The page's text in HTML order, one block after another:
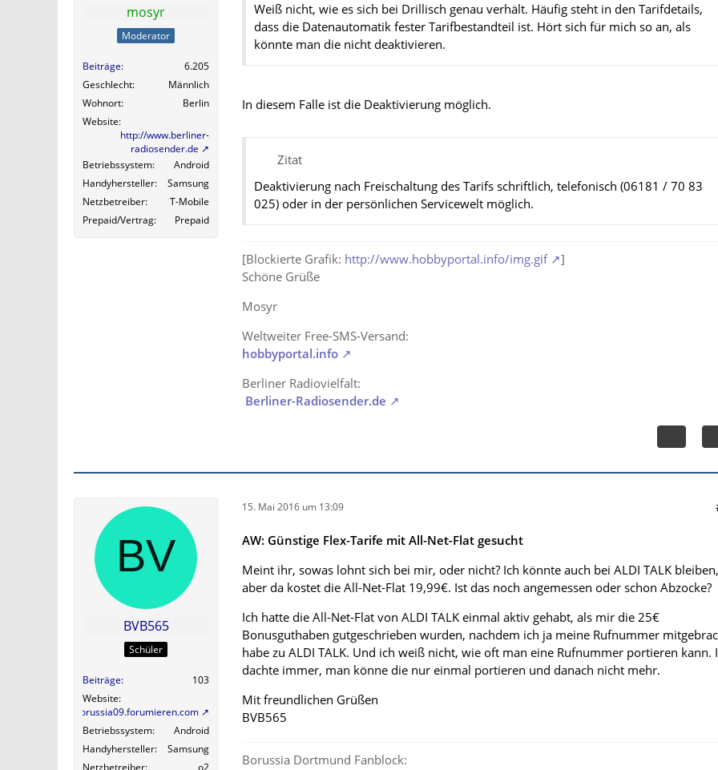
mosyr
Moderator
Beiträge
6.205
Geschlecht
Männlich
Wohnort
Berlin
Website
http://www.berliner-
radiosender.de
Betriebssystem
Android
Handyhersteller
Samsung
Netzbetreiber
T-Mobile
Prepaid/Vertrag
Prepaid
Weiß nicht, wie es sich bei Drillisch genau verhält. Häufig steht in den Tarifdetails,
dass die Datenautomatik fester Tarifbestandteil ist. Hört sich für mich so an, als
könnte man die nicht deaktivieren.
In diesem Falle ist die Deaktivierung möglich.
Zitat
Deaktivierung nach Freischaltung des Tarifs schriftlich, telefonisch (06181 / 70 83
025) oder in der persönlichen Servicewelt möglich.
[Blockierte Grafik: http://www.hobbyportal.info/img.gif
]
Schöne Grüße
Mosyr
Weltweiter Free-SMS-Versand:
hobbyportal.info
Berliner Radiovielfalt:
Berliner-Radiosender.de
BVB565
Schüler
Beiträge
103
Website
http://borussia09.forumieren.com
Betriebssystem
Android
Handyhersteller
Samsung
Netzbetreiber
o2
15. Mai 2016 um 13:09
AW: Günstige Flex-Tarife mit All-Net-Flat gesucht
Meint ihr, sowas lohnt sich bei mir, oder nicht? Ich könnte auch bei ALDI TALK bleiben,
aber da kostet die All-Net-Flat 19,99€. Ist das noch angemessen oder schon Abzocke?
Ich hatte die All-Net-Flat von ALDI TALK einmal aktiv gehabt, als mir die 25€
Bonusguthaben gutgeschrieben wurden, nachdem ich ja meine Rufnummer
habe zu ALDI TALK. Und ich weiß nicht, wie oft man eine Rufnummer portieren kann.
dachte immer, man könne die nur einmal portieren und danach nicht mehr.
Mit freundlichen Grüßen
BVB565
Borussia Dortmund Fanblock: